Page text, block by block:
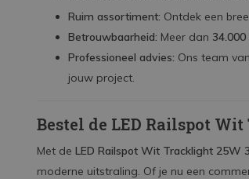
Ruim assortiment: Ontdek een
Betrouwbaarheid: Meer dan
Professioneel advies: Ons team
jouw project.
Bestel de LED Railspot
Met de LED Railspot Wit Tracklight 25W
moderne uitstraling. Of je nu een